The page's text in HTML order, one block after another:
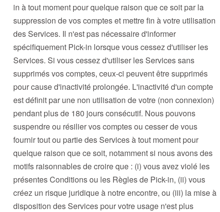
in à tout moment pour quelque raison que ce soit par la
suppression de vos comptes et mettre fin à votre utilisation
des Services. Il n'est pas nécessaire d'informer
spécifiquement Pick-in lorsque vous cessez d'utiliser les
Services. Si vous cessez d'utiliser les Services sans
supprimés vos comptes, ceux-ci peuvent être supprimés
pour cause d'inactivité prolongée. L'inactivité d'un compte
est définit par une non utilisation de votre (non connexion)
pendant plus de 180 jours consécutif. Nous pouvons
suspendre ou résilier vos comptes ou cesser de vous
fournir tout ou partie des Services à tout moment pour
quelque raison que ce soit, notamment si nous avons des
motifs raisonnables de croire que : (i) vous avez violé les
présentes Conditions ou les Règles de Pick-in, (ii) vous
créez un risque juridique à notre encontre, ou (iii) la mise à
disposition des Services pour votre usage n'est plus